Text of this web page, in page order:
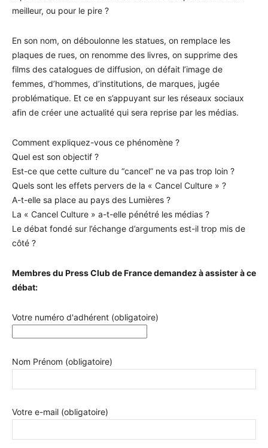
meilleur, ou pour le pire ?
En son nom, on déboulonne les statues, on remplace les
plaques de rues, on renomme des livres, on supprime des
films des catalogues de diffusion, on défait l’image de
femmes, d’hommes, d’institutions, de marques, jugée
problématique. Et ce en s’appuyant sur les réseaux sociaux
afin de créer une actualité qui sera reprise par les médias.
Comment expliquez-vous ce phénomène ?
Quel est son objectif ?
Est-ce que cette culture du “cancel” ne va pas trop loin ?
Quels sont les effets pervers de la « Cancel Culture » ?
A-t-elle sa place au pays des Lumières ?
La « Cancel Culture » a-t-elle pénétré les médias ?
Le débat fondé sur l’échange d’arguments est-il trop mis de
côté ?
Membres du Press Club de France demandez à assister à ce
débat:
Votre numéro d'adhérent (obligatoire)
Nom Prénom (obligatoire)
Votre e-mail (obligatoire)